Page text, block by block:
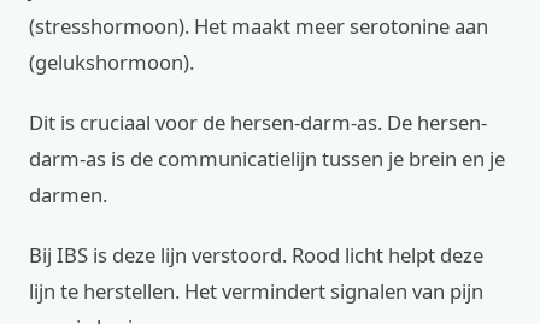
(stresshormoon). Het maakt meer serotonine aan
(gelukshormoon).
Dit is cruciaal voor de hersen-darm-as. De hersen-
darm-as is de communicatielijn tussen je brein en je
darmen.
Bij IBS is deze lijn verstoord. Rood licht helpt deze
lijn te herstellen. Het vermindert signalen van pijn